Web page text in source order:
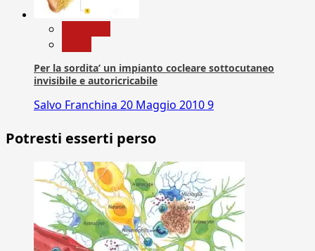
Per la sordita’ un impianto cocleare sottocutaneo
invisibile e autoricricabile
Salvo Franchina 20 Maggio 20109
Potresti esserti perso